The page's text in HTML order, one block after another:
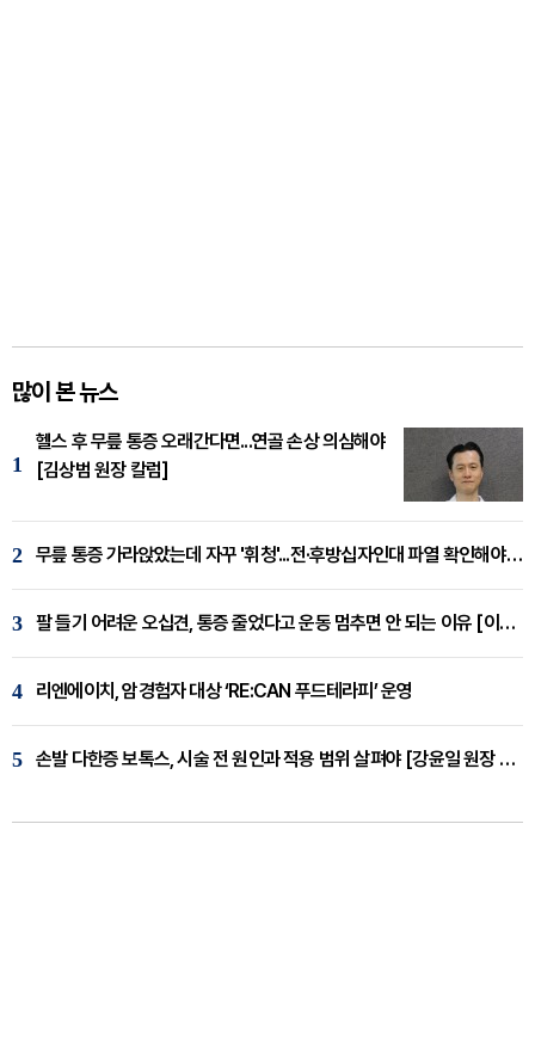
많이 본 뉴스
1
헬스 후 무릎 통증 오래간다면...연골 손상 의심해야
[김상범 원장 칼럼]
2 무릎 통증 가라앉았는데 자꾸 '휘청'...전·후방십자인대 파열 확인해야 [곽우경 원장 칼럼]
3 팔 들기 어려운 오십견, 통증 줄었다고 운동 멈추면 안 되는 이유 [이병욱 원장 칼럼]
4 리엔에이치, 암경험자 대상 ‘RE:CAN 푸드테라피’ 운영
5 손발 다한증 보톡스, 시술 전 원인과 적용 범위 살펴야 [강윤일 원장 칼럼]